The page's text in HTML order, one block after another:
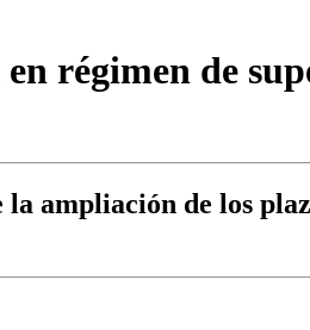
régimen de
ampliación de los